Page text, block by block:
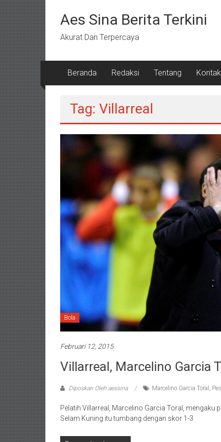
kontenAes Sina Berita Terkini
Akurat Dan Terpercaya
Beranda Redaksi Tentang Kontak
Tag: Villarreal
Bola
Februari 12, 2015
Villarreal, Marcelino Garcia
Diposkan Oleh:aessina Marcelino Garcia Toral ,
Pelatih Villarreal, Marcelino Garcia Toral, mengaku
Selam Kuning itu tumbang dengan skor 1-3